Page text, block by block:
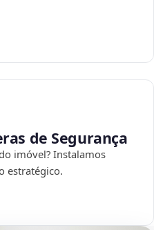
de Segurança
imóvel? Instalamos
estratégico.